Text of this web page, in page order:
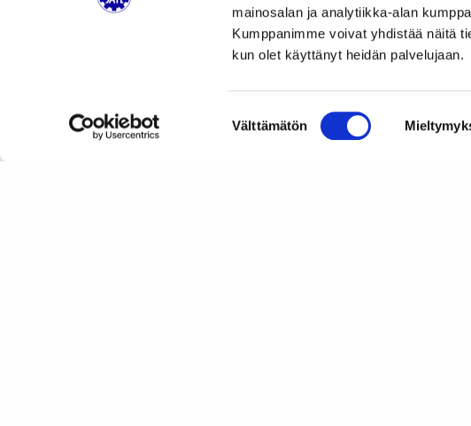
mainosalan ja analytiikka-alan
Kumppanimme voivat yhdistää näitä
kun olet käyttänyt heidän palvelujaan.
valinta
Välttämätön